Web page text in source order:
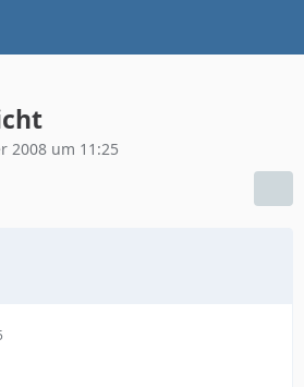
2008 um 11:25